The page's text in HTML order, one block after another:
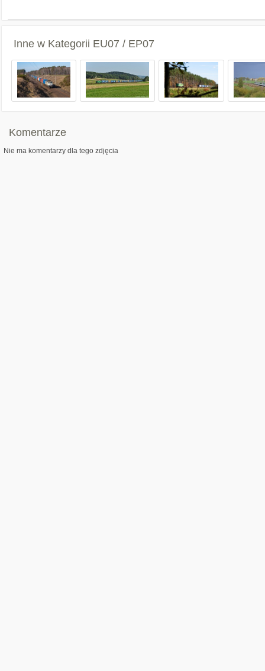
Inne w Kategorii EU07 / EP07
Komentarze
Nie ma komentarzy dla tego zdjęcia